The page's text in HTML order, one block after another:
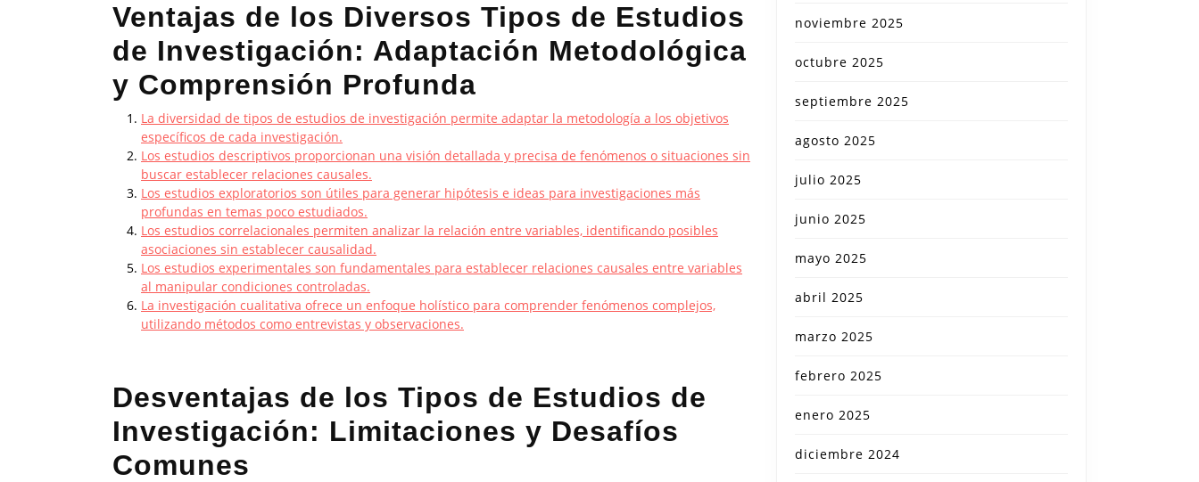
Ventajas de los Diversos Tipos de Estudios
de Investigación: Adaptación Metodológica
y Comprensión Profunda
La diversidad de tipos de estudios de investigación permite adaptar la metodología a los objetivos
específicos de cada investigación.
Los estudios descriptivos proporcionan una visión detallada y precisa de fenómenos o situaciones sin
buscar establecer relaciones causales.
Los estudios exploratorios son útiles para generar hipótesis e ideas para investigaciones más
profundas en temas poco estudiados.
Los estudios correlacionales permiten analizar la relación entre variables, identificando posibles
asociaciones sin establecer causalidad.
Los estudios experimentales son fundamentales para establecer relaciones causales entre variables
al manipular condiciones controladas.
La investigación cualitativa ofrece un enfoque holístico para comprender fenómenos complejos,
utilizando métodos como entrevistas y observaciones.
Desventajas de los Tipos de Estudios de
Investigación: Limitaciones y Desafíos
Comunes
noviembre 2025
octubre 2025
septiembre 2025
agosto 2025
julio 2025
junio 2025
mayo 2025
abril 2025
marzo 2025
febrero 2025
enero 2025
diciembre 2024